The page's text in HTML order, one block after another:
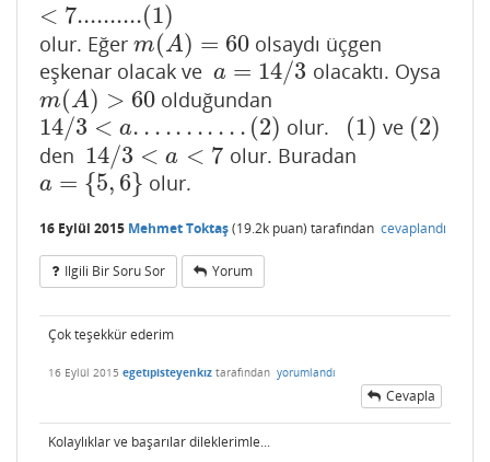
< 7..........(1)
olur. Eğer m(A) = 60
m(A)=60
olsaydı üçgen
eşkenar olacak ve a = 14/3
a=14 /3 olacaktı. Oysa
m(A) > 60
m(A)>60 olduğundan
14/3 < a. . . .. . .. . . . (2)
14/3< a.. .... .. .. (2) olur. (1)
(1) ve (2)
(2)
den 14/3 < a < 7
14/3< a< 7 olur. Buradan
a = {5, 6}
a={5 6 } olur.
16 Eylül 2015 Mehmet Toktaş(19.2k puan) tarafından cevaplandı
Ilgili Bir Soru Sor Yorum
Çok teşekkür ederim
16 Eylül 2015 egetıpisteyenkız tarafından yorumlandı
Cevapla
Kolaylıklar ve başarılar dileklerimle...